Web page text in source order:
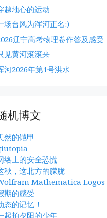
越地心的运动
场台风为浑河正名:)
辽宁高考物理卷作答及感受
见黄河滚滚来
河2026年第1号洪水
机博文
然的铠甲
络上的安全恐慌
秋，这北方的朦胧
Mathematica Logos
期的感受
态的记忆！
起拍夕阳的少年